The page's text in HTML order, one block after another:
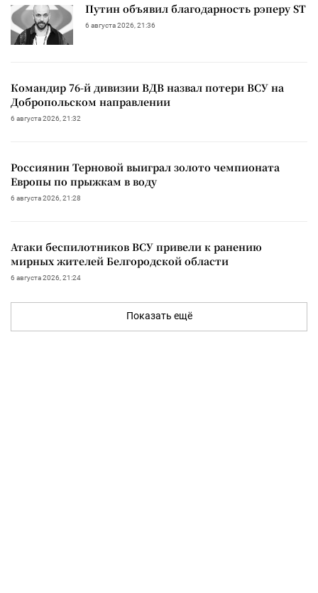
Путин объявил благодарность рэперу ST
6 августа 2026, 21:36
Командир 76-й дивизии ВДВ назвал потери ВСУ на
Добропольском направлении
6 августа 2026, 21:32
Россиянин Терновой выиграл золото чемпионата
Европы по прыжкам в воду
6 августа 2026, 21:28
Атаки беспилотников ВСУ привели к ранению
мирных жителей Белгородской области
6 августа 2026, 21:24
Показать ещё